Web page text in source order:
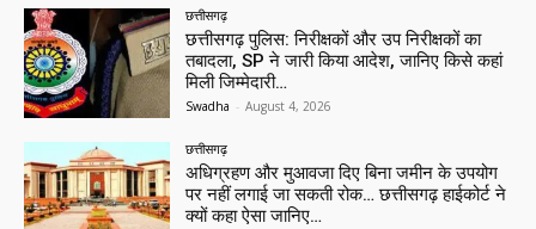
छत्तीसगढ़
छत्तीसगढ़ पुलिस: निरीक्षकों और उप निरीक्षकों का
तबादला, SP ने जारी किया आदेश, जानिए किसे कहां
मिली जिम्मेदारी…
Swadha - August 4, 2026
छत्तीसगढ़
अधिग्रहण और मुआवजा दिए बिना जमीन के उपयोग
पर नहीं लगाई जा सकती रोक… छत्तीसगढ़ हाईकोर्ट ने
क्यों कहा ऐसा जानिए…